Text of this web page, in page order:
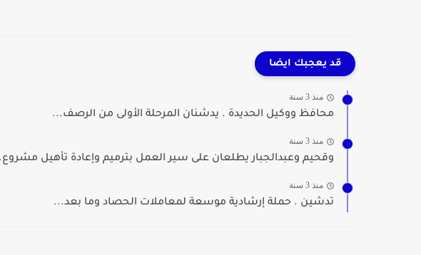
قد يعجبك ايضا
منذ 3 سنة
محافظ ووكيل الحديدة . يدشنان المرحلة الأولى من الرصف...
منذ 3 سنة
وقحيم وعبدالجبار يطلعان على سير العمل بترميم وإعادة تأهيل
منذ 3 سنة
تدشين . حملة إرشادية موسعة لمعاملات الحصاد وما بعد...